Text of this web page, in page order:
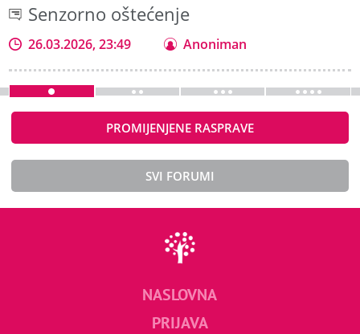
Senzorno oštećenje
26.03.2026, 23:49 Anoniman
PROMIJENJENE RASPRAVE
SVI FORUMI
NASLOVNA
PRIJAVA